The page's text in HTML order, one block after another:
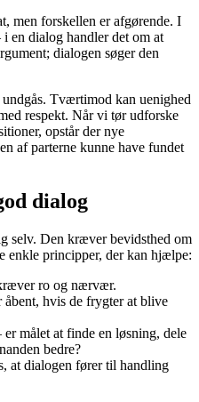
men forskellen er afgørende. I
en dialog handler det om at
dialogen søger den
Tværtimod kan uenighed
respekt. Når vi tør udforske
opstår der nye
af parterne kunne have fundet
dialog
selv. Den kræver bevidsthed om
enkle principper, der kan hjælpe:
ro og nærvær.
åbent, hvis de frygter at blive
er målet at finde en løsning, dele
bedre?
at dialogen fører til handling